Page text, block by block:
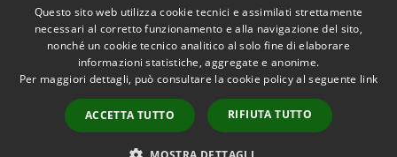
Accessibilità
Copyright © 2026 • Comune di
Andora • Powered by
Municipium•
Accesso
redazione
Questo sito web utilizza cookie tecnici e assimilati strettamente
necessari al corretto funzionamento e alla navigazione del sito,
nonché un cookie tecnico analitico al solo fine di elaborare
informazioni statistiche, aggregate e anonime.
Per maggiori dettagli, può consultare la cookie policy al seguente link
ACCETTA TUTTO RIFIUTA TUTTO